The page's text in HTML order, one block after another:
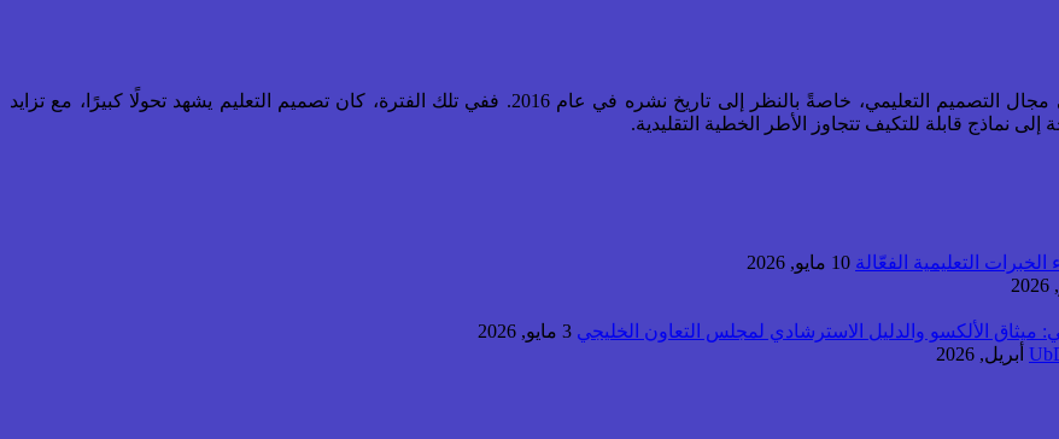
يحظى كتاب "The ISD Handbook" للمؤلف جاري نيل بأهمية كبيرة في مجال التصميم التعليمي، خاصةً بالنظر إلى تاريخ نشره في عام 2016. ففي تلك الفترة، كان تصميم التعليم يشهد تحولًا كبيرًا، مع تزايد
نماذج قابلة للتكيف تتجاوز الأطر الخطية التقليدية.
التعليمية الفعّالة 10 مايو, 2026
ميثاق الألكسو والدليل الاسترشادي لمجلس التعاون الخليجي 3 مايو, 2026